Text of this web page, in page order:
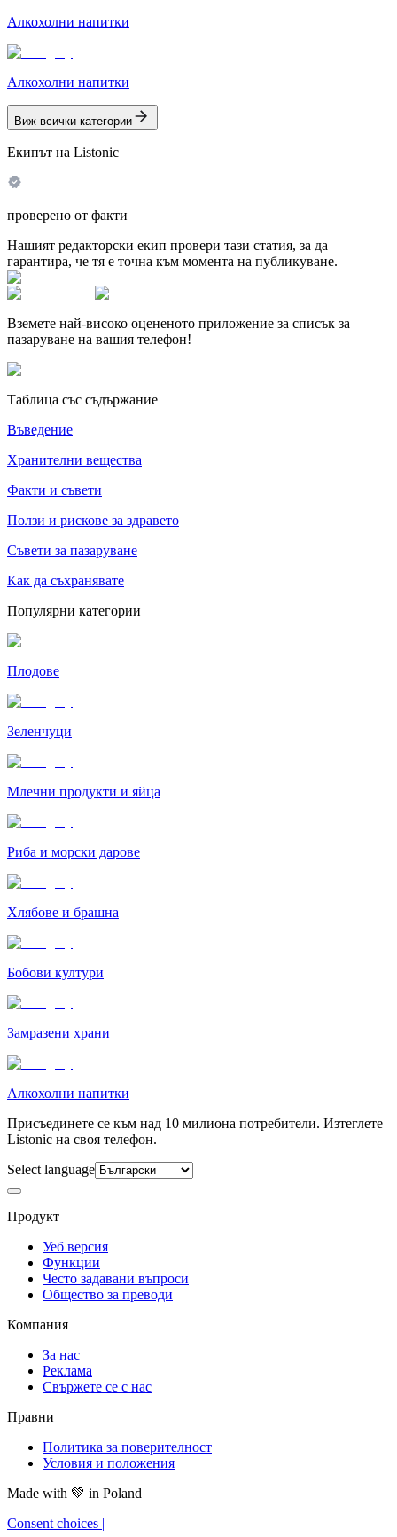
Алкохолни напитки
Алкохолни напитки
Виж всички категории
Екипът на Listonic
проверено от факти
Нашият редакторски екип провери тази статия, за да
гарантира, че тя е точна към момента на публикуване.
Вземете най-високо оцененото приложение за списък за
пазаруване на вашия телефон!
Таблица със съдържание
Въведение
Хранителни вещества
Факти и съвети
Ползи и рискове за здравето
Съвети за пазаруване
Как да съхранявате
Популярни категории
Плодове
Зеленчуци
Млечни продукти и яйца
Риба и морски дарове
Хлябове и брашна
Бобови култури
Замразени храни
Алкохолни напитки
Присъединете се към над 10 милиона потребители. Изтеглете
Listonic на своя телефон.
Select language
Продукт
Уеб версия
Функции
Често задавани въпроси
Общество за преводи
Компания
За нас
Реклама
Свържете се с нас
Правни
Политика за поверителност
Условия и положения
Made with 💚 in Poland
Consent choices |